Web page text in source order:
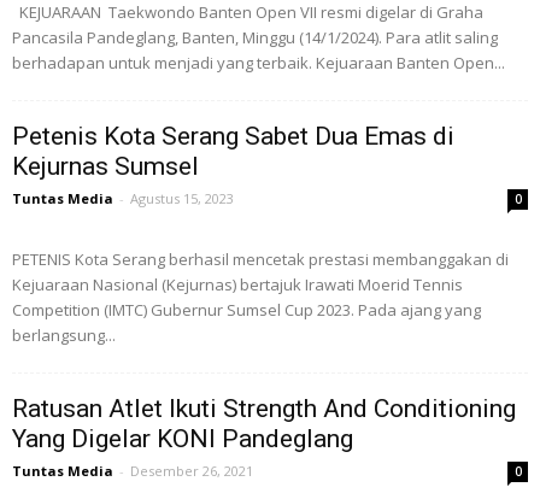
KEJUARAAN Taekwondo Banten Open VII resmi digelar di Graha
Pancasila Pandeglang, Banten, Minggu (14/1/2024). Para atlit saling
berhadapan untuk menjadi yang terbaik. Kejuaraan Banten Open...
Petenis Kota Serang Sabet Dua Emas di
Kejurnas Sumsel
Tuntas Media - Agustus 15, 2023 0
PETENIS Kota Serang berhasil mencetak prestasi membanggakan di
Kejuaraan Nasional (Kejurnas) bertajuk Irawati Moerid Tennis
Competition (IMTC) Gubernur Sumsel Cup 2023. Pada ajang yang
berlangsung...
Ratusan Atlet Ikuti Strength And Conditioning
Yang Digelar KONI Pandeglang
Tuntas Media - Desember 26, 2021 0